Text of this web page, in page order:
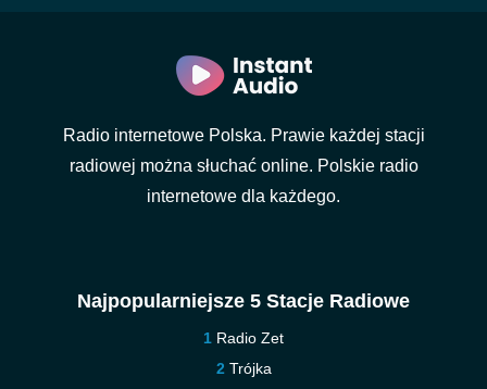
Radio internetowe Polska. Prawie każdej stacji
radiowej można słuchać online. Polskie radio
internetowe dla każdego.
Najpopularniejsze 5 Stacje Radiowe
Radio Zet
Trójka